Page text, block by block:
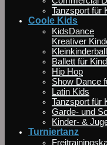
Tanzsport für
Coole Kids
KidsDance
Kreativer
Ballett für
Hip Hop
Show Dance
Latin Kids
Tanzsport für
Garde- und
Kinder- &
Turniertanz